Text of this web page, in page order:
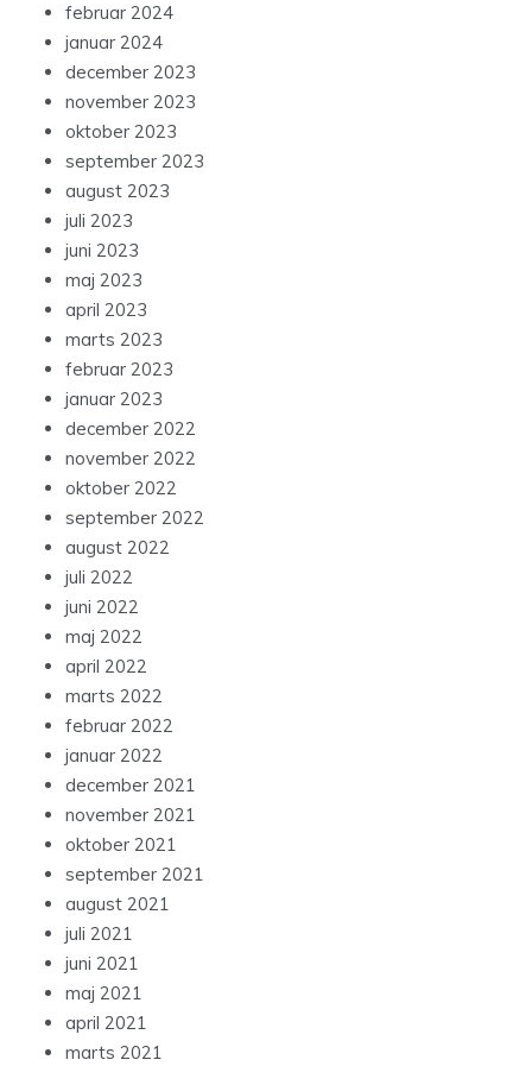
februar 2024
januar 2024
december 2023
november 2023
oktober 2023
september 2023
august 2023
juli 2023
juni 2023
maj 2023
april 2023
marts 2023
februar 2023
januar 2023
december 2022
november 2022
oktober 2022
september 2022
august 2022
juli 2022
juni 2022
maj 2022
april 2022
marts 2022
februar 2022
januar 2022
december 2021
november 2021
oktober 2021
september 2021
august 2021
juli 2021
juni 2021
maj 2021
april 2021
marts 2021